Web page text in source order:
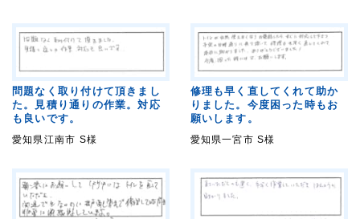
問題なく取り付けて頂きまし
た。見積り通りの作業。対応
も良いです。
愛知県江南市 S様
修理も早く直してくれて助か
りました。今度困った時もお
願いします。
愛知県一宮市 S様